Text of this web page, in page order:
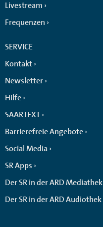
Livestream
Frequenzen
SERVICE
Kontakt
Newsletter
Hilfe
SAARTEXT
Barrierefreie Angebote
Social Media
SR Apps
Der SR in der ARD Mediathek
Der SR in der ARD Audiothek